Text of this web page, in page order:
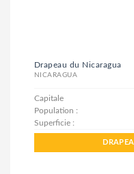
Drapeau du Nicaragua
NICARAGUA
Capitale
Population :
Superficie :